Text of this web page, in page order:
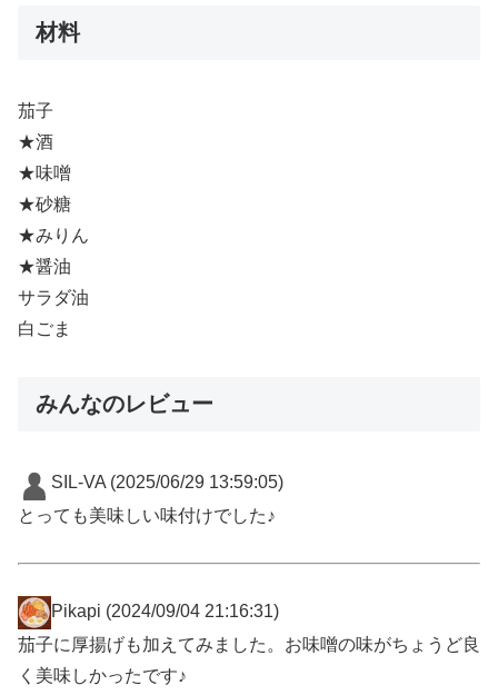
材料
茄子
★酒
★味噌
★砂糖
★みりん
★醤油
サラダ油
白ごま
みんなのレビュー
SIL-VA(2025/06/29 13:59:05)
とっても美味しい味付けでした♪
Pikapi (2024/09/04 21:16:31)
茄子に厚揚げも加えてみました。お味噌の味がちょうど良
く美味しかったです♪